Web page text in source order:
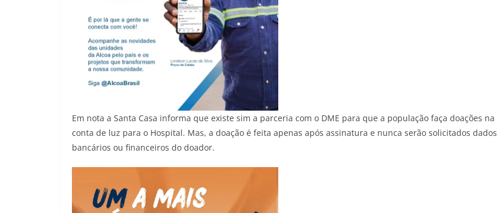
Em nota a Santa Casa informa que existe sim a parceria com o DME para que a população faça doações na
conta de luz para o Hospital. Mas, a doação é feita apenas após assinatura e nunca serão solicitados dados
bancários ou financeiros do doador.